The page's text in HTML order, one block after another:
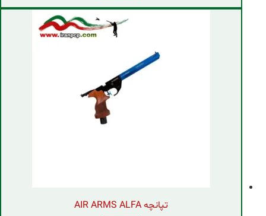
تپانچه AIR ARMS ALFA